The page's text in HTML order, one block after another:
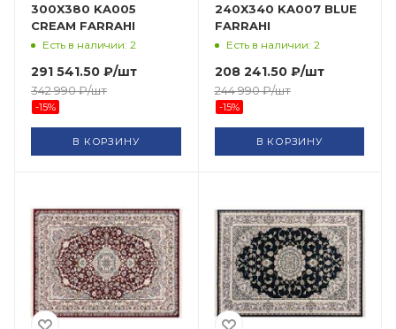
300X380 KA005
CREAM FARRAHI
Есть в наличии: 2
291 541.50 ₽/шт
342 990₽/шт
-15%
В КОРЗИНУ
240X340 KA007 BLUE
FARRAHI
Есть в наличии: 2
208 241.50₽/шт
244 990₽/шт
-15%
В КОРЗИНУ